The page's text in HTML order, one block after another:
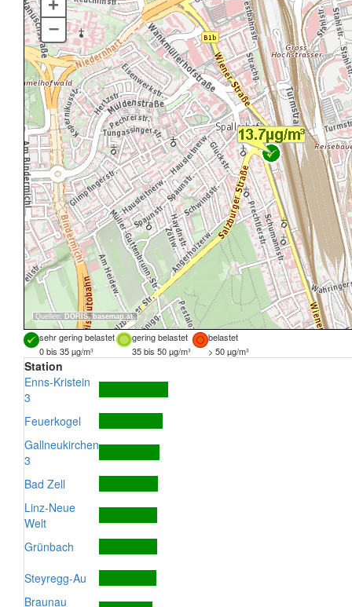
Quellen: DORIS, basemap.at
+
–
sehr gering belastet gering belastet
belastet
0 bis 35 µg/m³
35 bis 50 µg/m³ > 50 µg/m³
Station
Enns-Kristein
3
Feuerkogel
Gallneukirchen
3
Bad Zell
Linz-Neue
Welt
Grünbach
Steyregg-Au
Braunau